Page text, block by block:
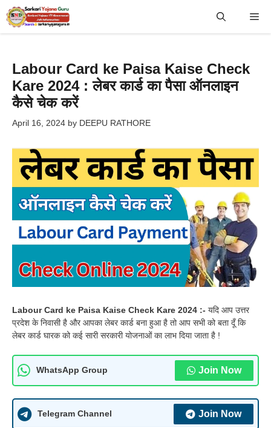
Skip
to
Labour Card ke Paisa Kaise Check
Kare 2024 : लेबर कार्ड का पैसा ऑनलाइन
कैसे चेक करें
April 16, 2024 by DEEPU RATHORE
Labour Card ke Paisa Kaise Check Kare 2024 :- यदि आप उत्तर
प्रदेश के निवासी है और आपका लेबर कार्ड बना हुआ है तो आप सभी को बता दूँ कि
लेबर कार्ड घारक को कई सारी सरकारी योजनाओं का लाभ दिया जाता है !
WhatsApp Group Join Now
Telegram Channel Join Now